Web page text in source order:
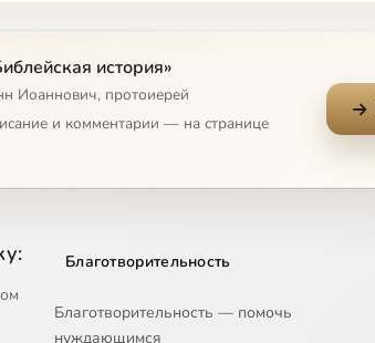
история»
Иоаннович, протоиерей
и комментарии — на странице
Благотворительность
Благотворительность — помочь
нуждающимся